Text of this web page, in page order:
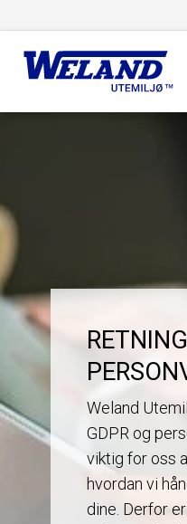
Weland
GDPR og
viktig for oss
hvordan vi
dine. Derfor